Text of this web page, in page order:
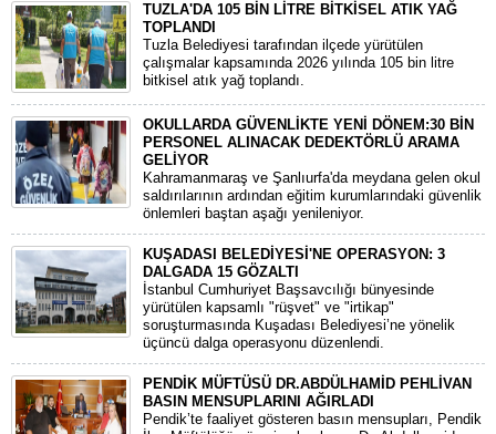
TUZLA'DA 105 BİN LİTRE BİTKİSEL ATIK YAĞ
TOPLANDI
Tuzla Belediyesi tarafından ilçede yürütülen
çalışmalar kapsamında 2026 yılında 105 bin litre
bitkisel atık yağ toplandı.
OKULLARDA GÜVENLİKTE YENİ DÖNEM:30 BİN
PERSONEL ALINACAK DEDEKTÖRLÜ ARAMA
GELİYOR
​Kahramanmaraş ve Şanlıurfa'da meydana gelen okul
saldırılarının ardından eğitim kurumlarındaki güvenlik
önlemleri baştan aşağı yenileniyor.
KUŞADASI BELEDİYESİ'NE OPERASYON: 3
DALGADA 15 GÖZALTI
​İstanbul Cumhuriyet Başsavcılığı bünyesinde
yürütülen kapsamlı "rüşvet" ve "irtikap"
soruşturmasında Kuşadası Belediyesi’ne yönelik
üçüncü dalga operasyonu düzenlendi.
PENDİK MÜFTÜSÜ DR.ABDÜLHAMİD PEHLİVAN
BASIN MENSUPLARINI AĞIRLADI
​Pendik’te faaliyet gösteren basın mensupları, Pendik